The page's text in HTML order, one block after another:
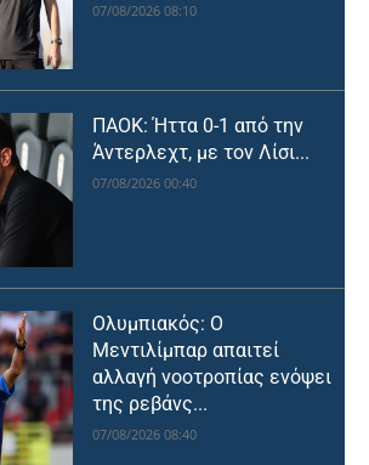
07/08/2026 08:10
ΠΑΟΚ: Ήττα 0-1 από την
Άντερλεχτ, με τον Λίσι...
07/08/2026 00:40
Ολυμπιακός: Ο
Μεντιλίμπαρ απαιτεί
αλλαγή νοοτροπίας ενόψει
της ρεβάνς...
07/08/2026 08:40